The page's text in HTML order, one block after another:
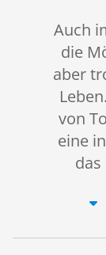
Auch
die
aber
von
eine